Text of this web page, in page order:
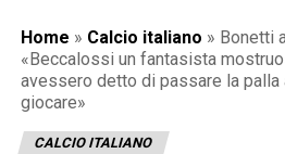
Home » Calcio italiano » Bonetti
«Beccalossi un fantasista
avessero detto di passare la
giocare»
CALCIO ITALIANO